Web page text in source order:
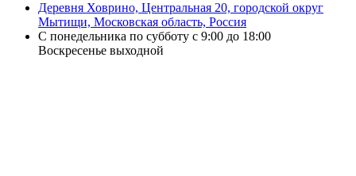
Деревня Ховрино, Центральная 20, городской округ
Мытищи, Московская область, Россия
С понедельника по субботу с 9:00 до 18:00
Воскресенье выходной